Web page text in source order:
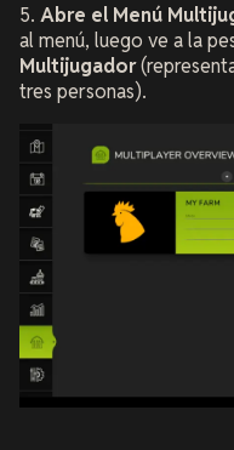
5. Abre el Menú
al menú, luego ve a la
Multijugador
tres personas).